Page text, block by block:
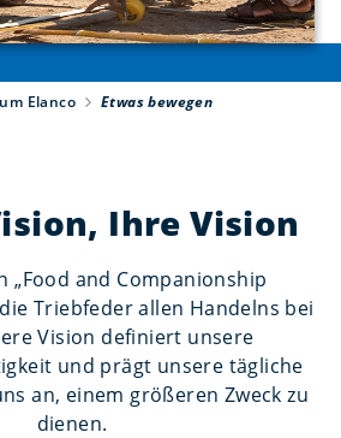
Elanco Etwas bewegen
Ihre Vision
„Food and Companionship
Triebfeder allen Handelns bei
Vision definiert unsere
und prägt unsere tägliche
an, einem größeren Zweck zu
dienen.